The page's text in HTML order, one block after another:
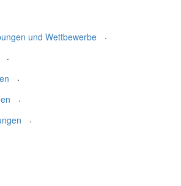
und Wettbewerbe
.
.
.
.
.